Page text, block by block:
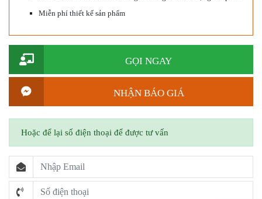
Miễn phí thiết kế sản phẩm
GỌI NGAY
NHẬN BÁO GIÁ
Hoặc để lại số điện thoại để được tư vấn